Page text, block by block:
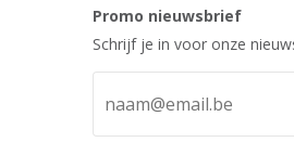
Promo nieuwsbrief
Schrijf je in voor onze